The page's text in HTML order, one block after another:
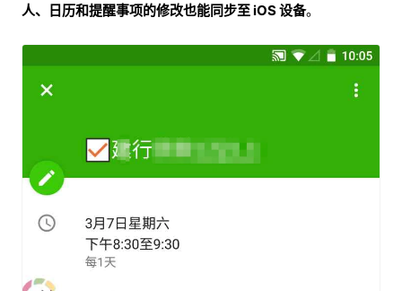
人、日历和提醒事项的修改也能同步至 iOS 设备。